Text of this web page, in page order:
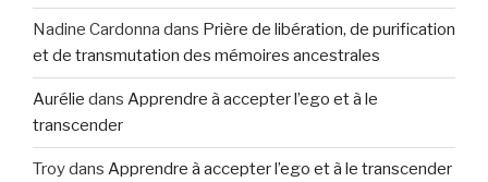
Nadine Cardonna dans Prière de libération, de purification
et de transmutation des mémoires ancestrales
Aurélie dans Apprendre à accepter l’ego et à le
transcender
Troydans Apprendre à accepter l’ego et à le transcender